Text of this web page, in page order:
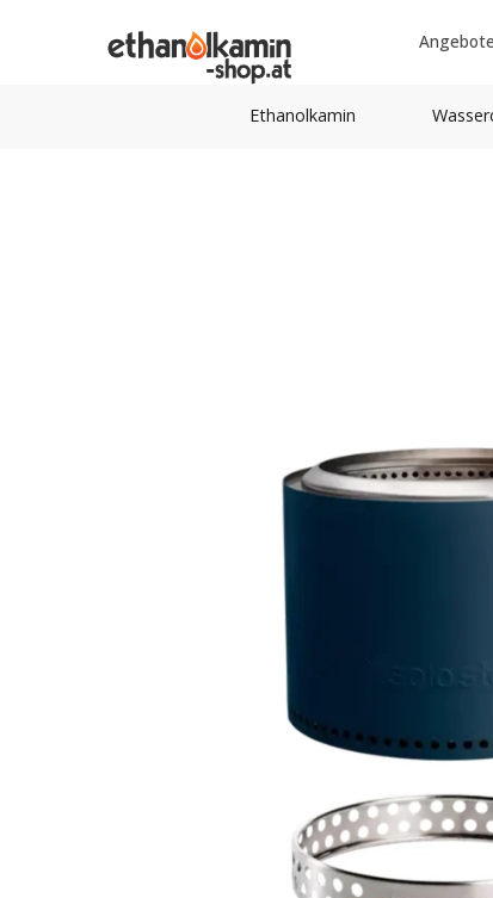
Angebote
Ethanolkamin